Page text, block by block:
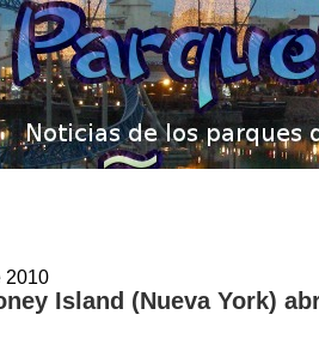
2010
Island (Nueva York)